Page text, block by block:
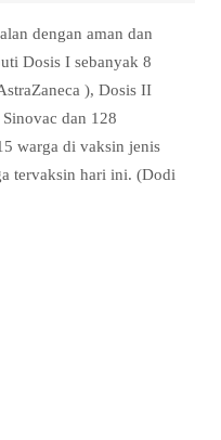
dengan aman dan
Dosis I sebanyak 8
), Dosis II
dan 128
warga di vaksin jenis
tervaksin hari ini. (Dodi